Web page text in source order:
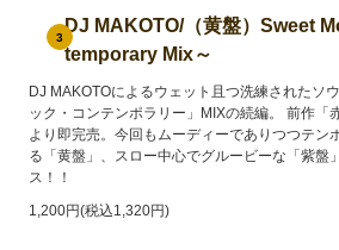
3
DJ MAKOTO/（黄盤）Sweet
temporary Mix～
DJ MAKOTOによるウェット且つ洗練されたソ
ック・コンテンポラリー」MIXの続編。 前作「
より即完売。今回もムーディーでありつつテン
る「黄盤」、スロー中心でグルービーな「紫盤
ス！！
1,200円(税込1,320円)